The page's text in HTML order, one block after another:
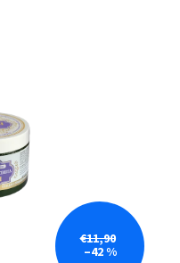
€11,90
–42 %